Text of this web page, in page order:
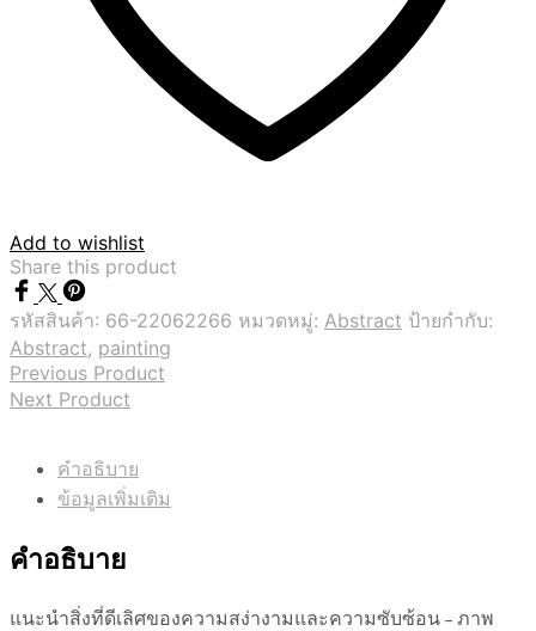
Add to wishlist
Share this product
รหัสสินค้า: 66-22062266 หมวดหมู่: Abstract ป้ายกำกับ:
Abstract, painting
Previous Product
Next Product
คำอธิบาย
ข้อมูลเพิ่มเติม
คำอธิบาย
แนะนำสิ่งที่ดีเลิศของความสง่างามและความซับซ้อน – ภาพ